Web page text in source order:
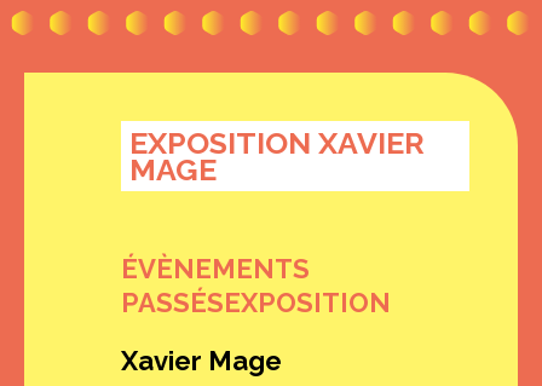
EXPOSITION XAVIER
MAGE
ÉVÈNEMENTS
PASSÉSEXPOSITION
Xavier Mage